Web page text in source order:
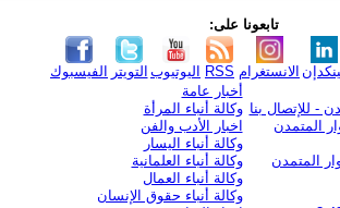
تابعونا على:
الفيسبوك التويتر اليوتيوب RSS الانستغرام
- للإتصال بنا
المتمدن
المتمدن
أخبار عامة
وكالة أنباء المرأة
اخبار الأدب والفن
وكالة أنباء اليسار
وكالة أنباء العلمانية
وكالة أنباء العمال
وكالة أنباء حقوق الإنسان